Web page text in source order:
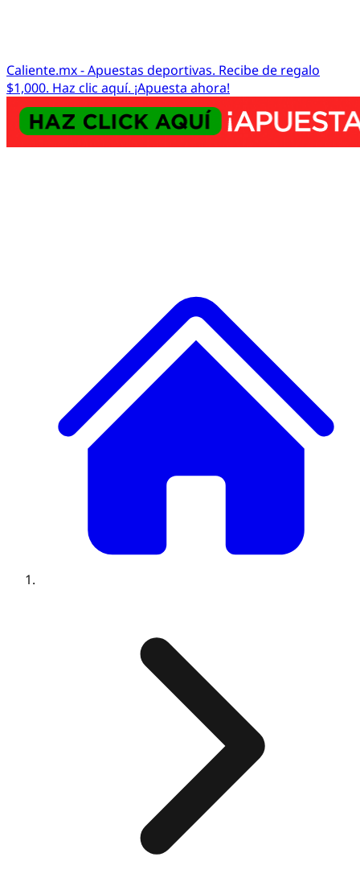
Caliente.mx - Apuestas deportivas. Recibe de regalo
$1,000. Haz clic aquí. ¡Apuesta ahora!